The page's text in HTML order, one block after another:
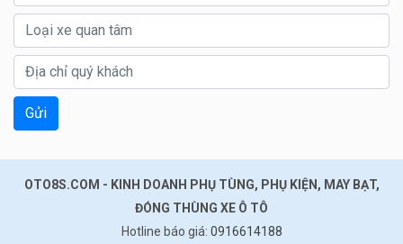
Gửi
OTO8S.COM - KINH DOANH PHỤ TÙNG, PHỤ KIỆN, MAY BẠT,
ĐÓNG THÙNG XE Ô TÔ
Hotline báo giá: 0916614188